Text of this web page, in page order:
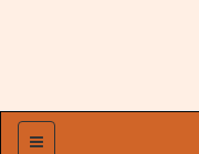
منو